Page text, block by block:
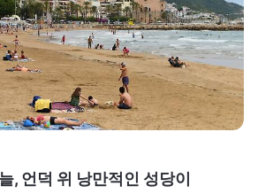
, 언덕 위 낭만적인 성당이